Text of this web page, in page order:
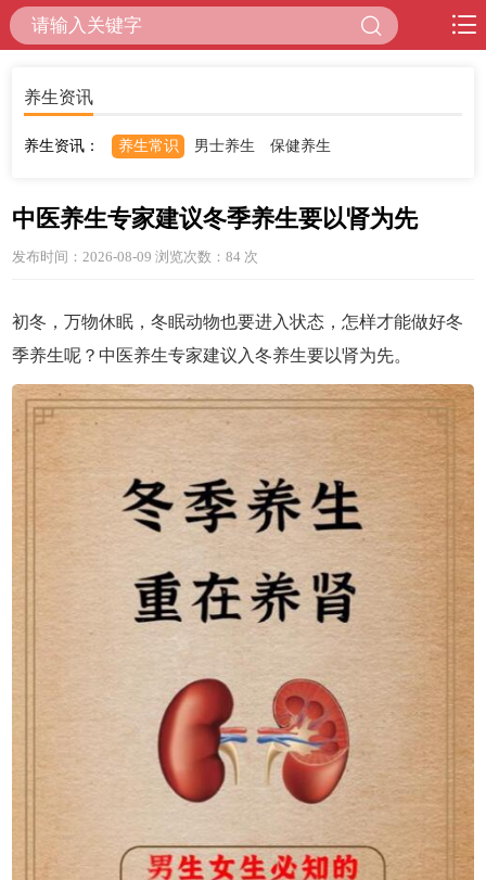
养生资讯
养生资讯： 养生常识 男士养生 保健养生
中医养生专家建议冬季养生要以肾为先
发布时间：2026-08-09 浏览次数：84 次
初冬，万物休眠，冬眠动物也要进入状态，怎样才能做好冬
季养生呢？中医养生专家建议入冬养生要以肾为先。